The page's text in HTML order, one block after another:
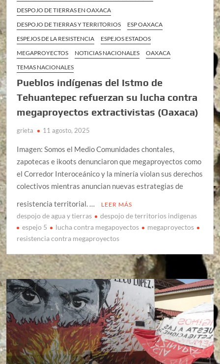
DESPOJO DE TIERRAS EN OAXACA
DESPOJO DE TIERRAS Y TERRITORIOS
ESP OAXACA
ESPEJOS DE LA RESISTENCIA
ESPEJOS ESTADOS
MEGAPROYECTOS
NOTICIAS NACIONALES
OAXACA
TEMAS NACIONALES
Pueblos indígenas del Istmo de
Tehuantepec refuerzan su lucha contra
megaproyectos extractivistas (Oaxaca)
grieta 11 agosto, 2025
Imagen: Somos el Medio Comunidades chontales,
zapotecas e ikoots denunciaron que megaproyectos como
el Corredor Interoceánico y la minería violan sus derechos
colectivos mientras anuncian nuevas estrategias de
resistencia territorial. …
LEER MÁS
despojo de agua y tierras
despojo de territorios indigenas
espejo 5
lucha contra megapoyectos
megaproyectos
resistencia contra megaproyectos